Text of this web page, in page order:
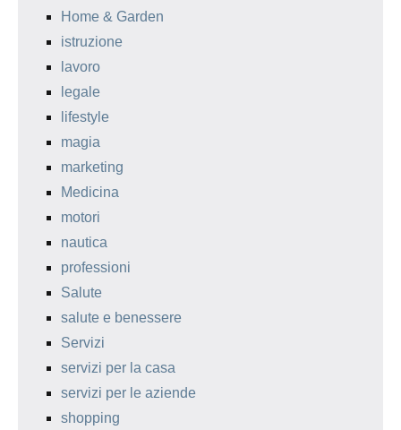
Home & Garden
istruzione
lavoro
legale
lifestyle
magia
marketing
Medicina
motori
nautica
professioni
Salute
salute e benessere
Servizi
servizi per la casa
servizi per le aziende
shopping